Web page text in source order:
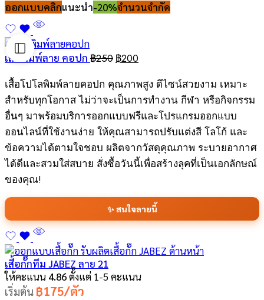
ออกแบบคลิกแนะนำ-20%จำนวนจำกัด
เสื้อพิมพ์ลาย คอปก ฿250 Original
was:
฿250.
฿200
is:
฿200.
เสื้อโปโลพิมพ์ลายคอปก คุณภาพสูง ดีไซน์สวยงาม เหมาะ
สำหรับทุกโอกาส ไม่ว่าจะเป็นการทำงาน กีฬา หรือกิจกรรม
อื่นๆ มาพร้อมบริการออกแบบฟรีและโปรแกรมออกแบบ
ออนไลน์ที่ใช้งานง่าย ให้คุณสามารถปรับแต่งสี โลโก้ และ
ข้อความได้ตามใจชอบ ผลิตจากวัสดุคุณภาพ ระบายอากาศ
ได้ดีและสวมใส่สบาย สั่งซื้อวันนี้เพื่อสร้างลุคที่เป็นเอกลักษณ์
ของคุณ!
✨ สนใจลายนี้
เสื้อกั๊กทีม JABEZ ลาย 21
ให้คะแนน 4.86ตั้งแต่ 1-5 คะแนน
เริ่มต้น ฿175/ตัว